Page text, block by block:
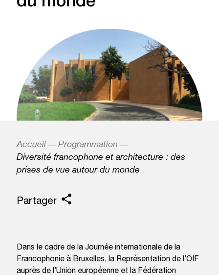
Accueil
Programmation
Diversité francophone et architecture : des
prises de vue autour du monde
Partager
Dans le cadre de la Journée internationale de la
Francophonie à Bruxelles, la Représentation de l’OIF
auprès de l’Union européenne et la Fédération